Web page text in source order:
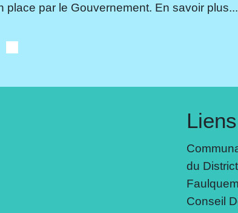
par le Gouvernement. En savoir plus...
du
Conseil